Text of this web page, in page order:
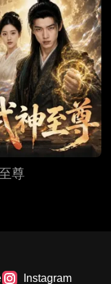
尊
Instagram